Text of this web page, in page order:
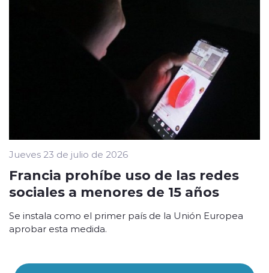
Jueves 23 de julio de 2026
Francia prohíbe uso de las redes
sociales a menores de 15 años
Se instala como el primer país de la Unión Europea
aprobar esta medida.